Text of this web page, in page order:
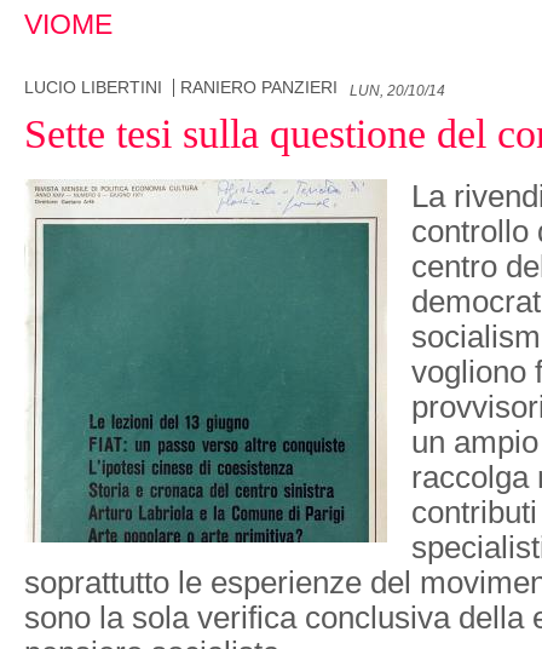
VIOME
LUCIO LIBERTINI RANIERO PANZIERI LUN, 20/10/14
Sette tesi sulla questione del
La
controllo
centro
vogliono
un
raccolga
soprattutto le esperienze del
sono la sola verifica conclusiva della